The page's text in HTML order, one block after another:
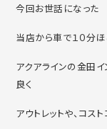
今回お世話になった
当店から車で１０分ほ
アクアラインの金田
良く
アウトレットや、コス